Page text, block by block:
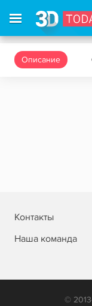
Описание
Контакты
Наша команда
©